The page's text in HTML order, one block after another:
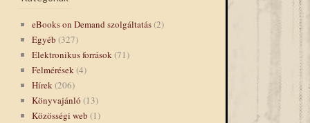
eBooks on Demand szolgáltatás(2)
Egyéb (327)
Elektronikus források(71)
Felmérések(4)
Hírek(206)
Könyvajánló (13)
Közösségi web (1)